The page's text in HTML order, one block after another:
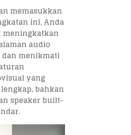
memasukkan
ini, Anda
meningkatkan
audio
dan menikmati
yang
bahkan
speaker built-